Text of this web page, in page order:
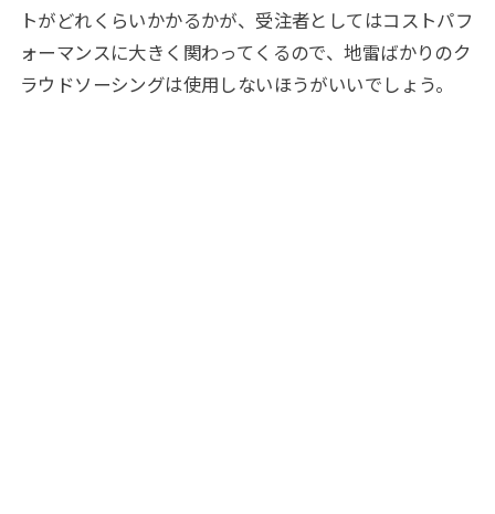
トがどれくらいかかるかが、受注者としてはコストパフ
ォーマンスに大きく関わってくるので、地雷ばかりのク
ラウドソーシングは使用しないほうがいいでしょう。